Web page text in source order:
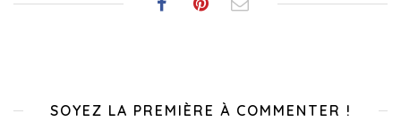
SOYEZ LA PREMIÈRE À COMMENTER !